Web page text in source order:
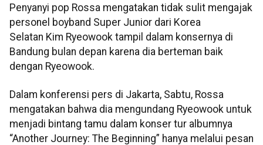
Penyanyi pop Rossa mengatakan tidak sulit mengajak
personel boyband Super Junior dari Korea
Selatan Kim Ryeowook tampil dalam konsernya di
Bandung bulan depan karena dia berteman baik
dengan Ryeowook.
Dalam konferensi pers di Jakarta, Sabtu, Rossa
mengatakan bahwa dia mengundang Ryeowook untuk
menjadi bintang tamu dalam konser tur albumnya
“Another Journey: The Beginning” hanya melalui pesan